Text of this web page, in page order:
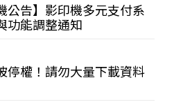
公告】影印機多元支付系
功能調整通知
停權！請勿大量下載資料